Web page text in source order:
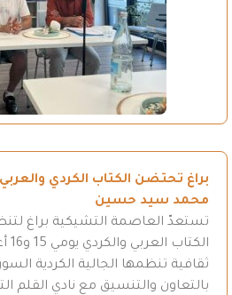
براغ تحتضن الكتاب الكردي
محمد سيد حسين
تستعدّ العاصمة التشيكية براغ
ثقافية تنظمها الجالية الكردية
بالتعاون والتنسيق مع نادي القلم